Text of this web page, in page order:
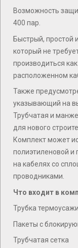
Возможность
400 пар.
Быстрый, простой
который не
производиться
расположенном
Также
указывающий на
Трубчатая и
для нового
Комплект может
полиэтиленовой и
на кабелях со
проводниками.
Что входит в
Трубка
Пакеты с
Трубчатая сетка